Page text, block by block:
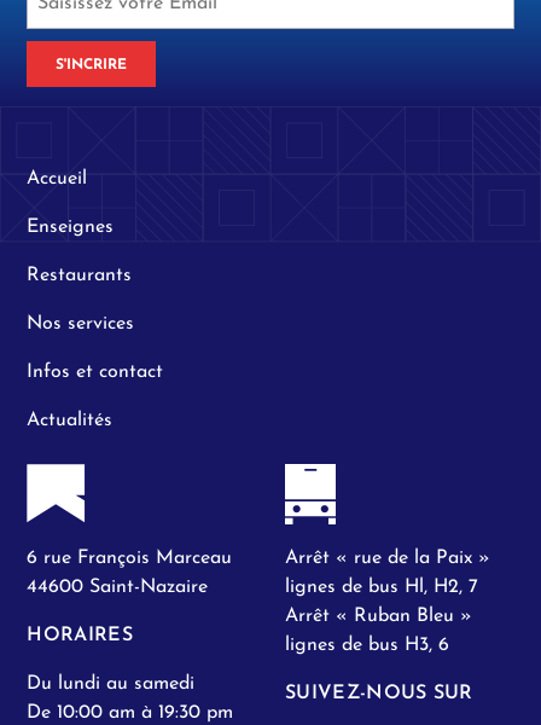
S'INCRIRE
Accueil
Enseignes
Restaurants
Nos services
Infos et contact
Actualités
6 rue François Marceau
44600 Saint-Nazaire
HORAIRES
Du lundi au samedi
De 10:00 am à 19:30 pm
Arrêt « rue de la Paix »
lignes de bus Hl, H2, 7
Arrêt « Ruban Bleu »
lignes de bus H3, 6
SUIVEZ-NOUS SUR